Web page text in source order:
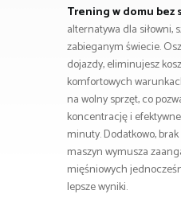
Trening w domu bez
alternatywa dla siłowni,
zabieganym świecie.
dojazdy, eliminujesz
komfortowych
na wolny sprzęt, co
koncentrację i
minuty. Dodatkowo,
maszyn wymusza
mięśniowych
lepsze wyniki.